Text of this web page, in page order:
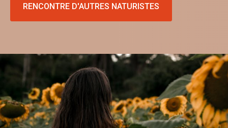
RENCONTRE D'AUTRES NATURISTES